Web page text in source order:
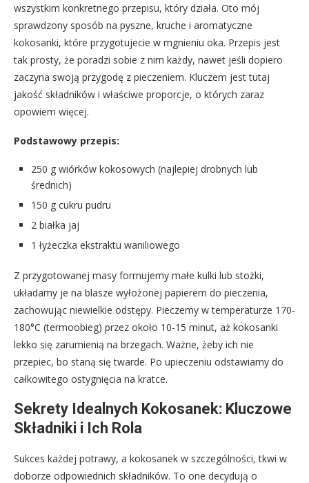
wszystkim konkretnego przepisu, który działa. Oto mój
sprawdzony sposób na pyszne, kruche i aromatyczne
kokosanki, które przygotujecie w mgnieniu oka. Przepis jest
tak prosty, że poradzi sobie z nim każdy, nawet jeśli dopiero
zaczyna swoją przygodę z pieczeniem. Kluczem jest tutaj
jakość składników i właściwe proporcje, o których zaraz
opowiem więcej.
Podstawowy przepis:
250 g wiórków kokosowych (najlepiej drobnych lub
średnich)
150 g cukru pudru
2 białka jaj
1 łyżeczka ekstraktu waniliowego
Z przygotowanej masy formujemy małe kulki lub stożki,
układamy je na blasze wyłożonej papierem do pieczenia,
zachowując niewielkie odstępy. Pieczemy w temperaturze 170-
180°C (termoobieg) przez około 10-15 minut, aż kokosanki
lekko się zarumienią na brzegach. Ważne, żeby ich nie
przepiec, bo staną się twarde. Po upieczeniu odstawiamy do
całkowitego ostygnięcia na kratce.
Sekrety Idealnych Kokosanek: Kluczowe
Składniki i Ich Rola
Sukces każdej potrawy, a kokosanek w szczególności, tkwi w
doborze odpowiednich składników. To one decydują o